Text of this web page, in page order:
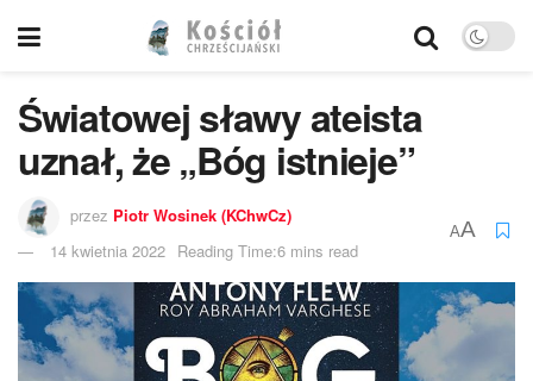
Światowej sławy ateista
uznał, że „Bóg istnieje”
przez Piotr Wosinek (KChwCz)
14 kwietnia 2022 Reading Time:6 mins read
AA